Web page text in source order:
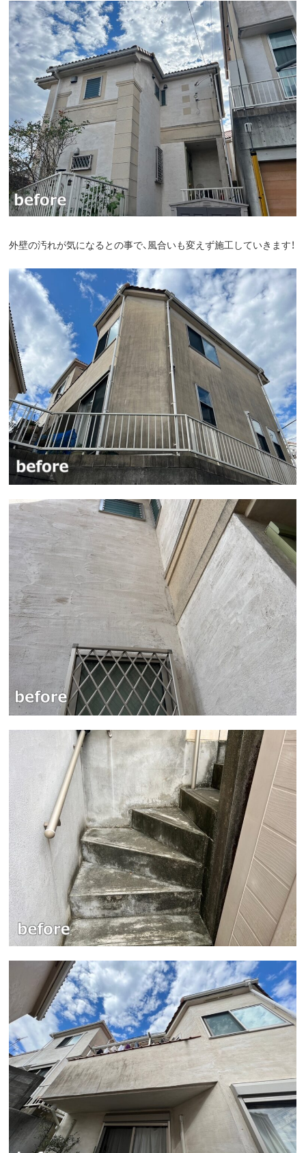
外壁の汚れが気になるとの事で、風合いも変えず施工していきます！